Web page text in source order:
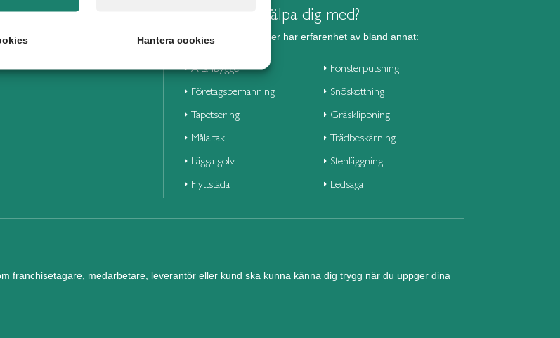
Vad kan vi hjälpa dig med?
Våra duktiga seniorer har erfarenhet av bland annat:
Altanbygge
Företagsbemanning
Tapetsering
Måla tak
Lägga golv
Flyttstäda
Fönsterputsning
Snöskottning
Gräsklippning
Trädbeskärning
Stenläggning
Ledsaga
franchisetagare, medarbetare, leverantör eller kund ska kunna känna dig trygg när du uppger dina
Hantera cookies